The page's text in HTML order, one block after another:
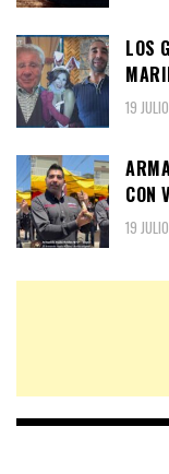
LOS
19
CON
19